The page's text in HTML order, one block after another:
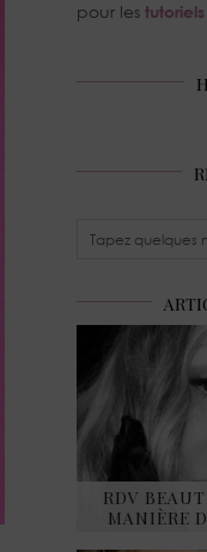
pour les
RDV
MANIÈRE